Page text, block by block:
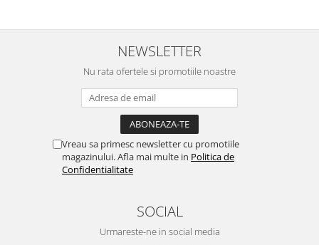
NEWSLETTER
Nu rata ofertele si promotiile noastre
Vreau sa primesc newsletter cu promotiile
magazinului. Afla mai multe in Politica de
Confidentialitate
SOCIAL
Urmareste-ne in social media